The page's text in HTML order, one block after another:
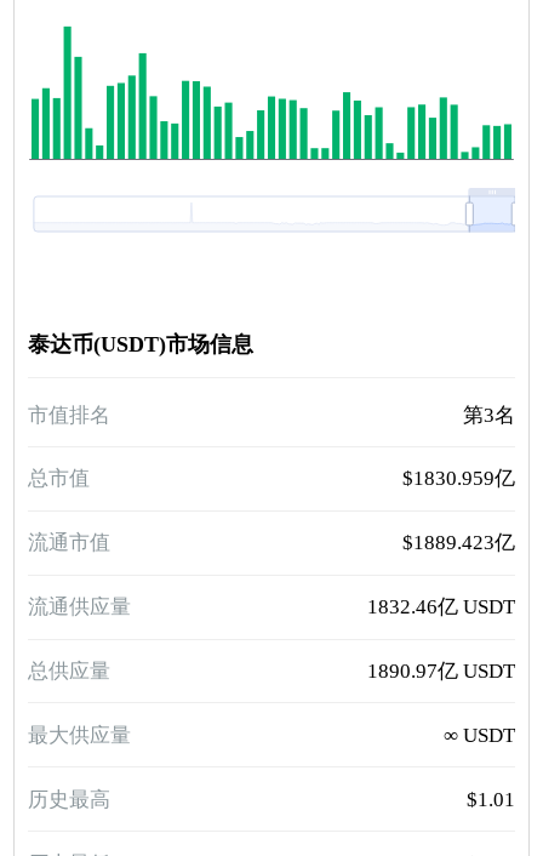
泰达币(USDT)市场信息
市值排名 第3名
总市值 $1830.959亿
流通市值 $1889.423亿
流通供应量 1832.46亿 USDT
总供应量 1890.97亿 USDT
最大供应量 ∞ USDT
历史最高 $1.01